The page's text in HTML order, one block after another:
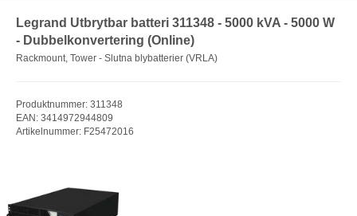
Legrand Utbrytbar batteri 311348 - 5000 kVA - 5000 W
- Dubbelkonvertering (Online)
Rackmount, Tower - Slutna blybatterier (VRLA)
Produktnummer: 311348
EAN: 3414972944809
Artikelnummer: F25472016